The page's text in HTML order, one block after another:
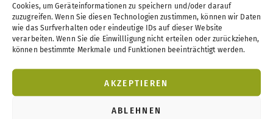
Cookies, um Geräteinformationen zu speichern und/oder darauf
zuzugreifen. Wenn Sie diesen Technologien zustimmen, können wir Daten
wie das Surfverhalten oder eindeutige IDs auf dieser Website
verarbeiten. Wenn Sie die Einwillligung nicht erteilen oder zurückziehen,
können bestimmte Merkmale und Funktionen beeinträchtigt werden.
AKZEPTIEREN
ABLEHNEN
Aktuelles Uncategorized
Alles eine Frage der Energie – Ökosystembasierte